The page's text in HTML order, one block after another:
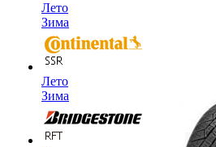
Лето
Зима
Лето
Зима